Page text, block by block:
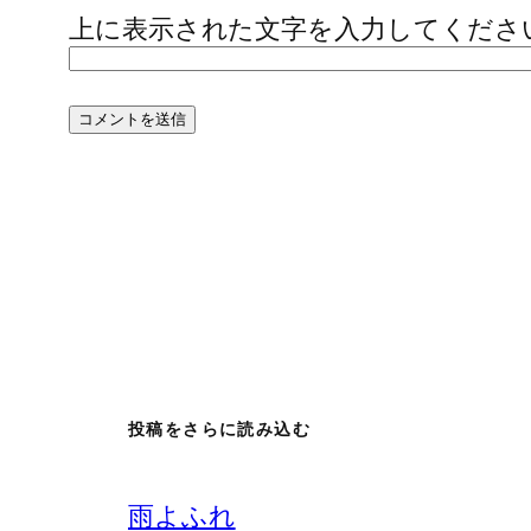
上に表示された文字を入力してくださ
投稿をさらに読み込む
雨よふれ